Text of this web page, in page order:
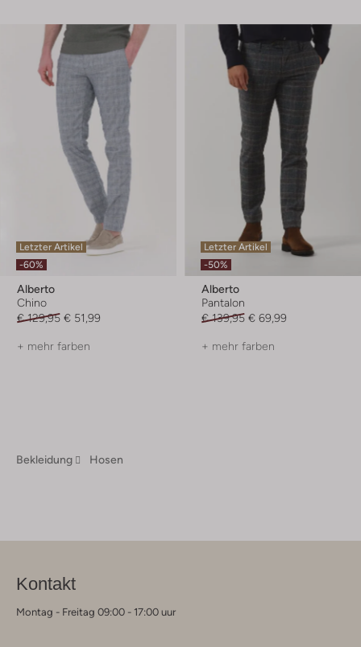
Letzter Artikel
-60%
Alberto
Chino
€ 129,95 € 51,99
+ mehr farben
Letzter Artikel
-50%
Alberto
Pantalon
€ 139,95 € 69,99
+ mehr farben
Bekleidung Hosen
Kontakt
Montag - Freitag 09:00 - 17:00 uur